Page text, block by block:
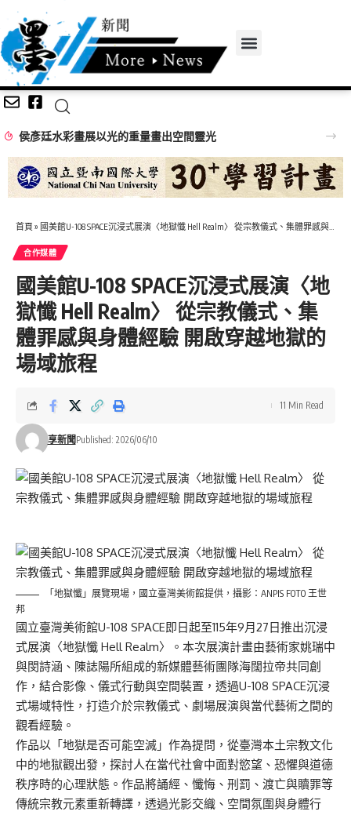
侯彥廷水彩畫展以光的重量畫出空間靈光
首頁 » 國美館U-108 SPACE沉浸式展演〈地獄懺 Hell Realm〉 從宗教儀式、集體罪感與身體經驗 開啟穿越地獄的場域旅程
合作媒體
國美館U-108 SPACE沉浸式展演〈地
獄懺 Hell Realm〉 從宗教儀式、集
體罪感與身體經驗 開啟穿越地獄的
場域旅程
享新聞 Published: 2026/06/10
11 Min Read
「地獄懺」展覽現場，國立臺灣美術館提供，攝影：ANPIS FOTO 王世
邦
國立臺灣美術館U-108 SPACE即日起至115年9月27日推出沉浸
式展演〈地獄懺 Hell Realm〉。本次展演計畫由藝術家姚瑞中
與閔詩涵、陳誌陽所組成的新媒體藝術團隊海闊拉帝共同創
作，結合影像、儀式行動與空間裝置，透過U-108 SPACE沉浸
式場域特性，打造介於宗教儀式、劇場展演與當代藝術之間的
觀看經驗。
作品以「地獄是否可能空滅」作為提問，從臺灣本土宗教文化
中的地獄觀出發，探討人在當代社會中面對慾望、恐懼與道德
秩序時的心理狀態。作品將誦經、懺悔、刑罰、渡亡與贖罪等
傳統宗教元素重新轉譯，透過光影交織、空間氛圍與身體行